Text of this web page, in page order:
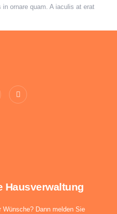
ornare quam. A iaculis at erat
Hausverwaltung
Wünsche? Dann melden Sie